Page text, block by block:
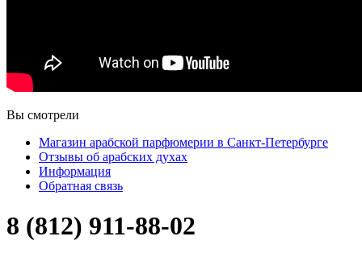
Вы смотрели
Магазин арабской парфюмерии в Санкт-Петербурге
Отзывы об арабских духах
Информация
Обратная связь
8 (812) 911-88-02